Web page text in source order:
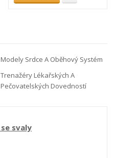
Modely Srdce A Oběhový Systém
Trenažéry Lékařských A
Pečovatelských Dovedností
Model hrudní páteře -...